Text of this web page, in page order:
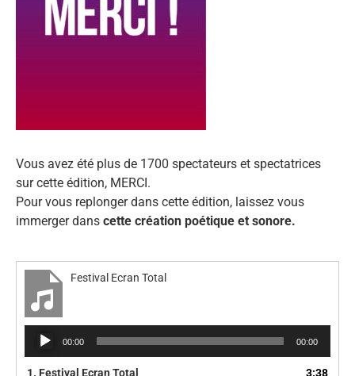
Vous avez été plus de 1700 spectateurs et spectatrices
sur cette édition, MERCI.
Pour vous replonger dans cette édition, laissez vous
immerger dans cette création poétique et sonore.
Festival Ecran Total
Lecteur
audio
00:00 00:00
1. Festival Ecran Total 3:38